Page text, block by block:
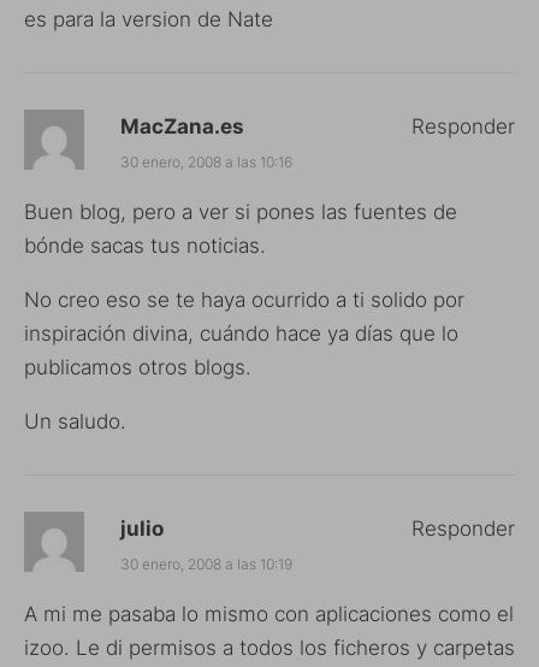
es para la version de Nate
MacZana.es
30 enero, 2008 a las 10:16
Buen blog, pero a ver si pones las fuentes de
bónde sacas tus noticias.
No creo eso se te haya ocurrido a ti solido por
inspiración divina, cuándo hace ya días que lo
publicamos otros blogs.
Un saludo.
Responder
julio
30 enero, 2008 a las 10:19
A mi me pasaba lo mismo con aplicaciones como el
izoo. Le di permisos a todos los ficheros y carpetas
Responder